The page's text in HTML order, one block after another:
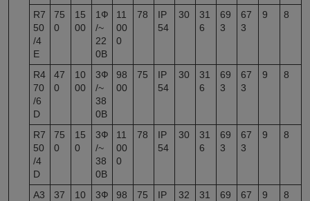
R7
50
/4
E
75
0
15
00
1Ф
/~
22
0В
11
00
0
78
IP
54
30
31
6
69
3
67
3
9 8
R4
70
/6
D
47
0
10
00
3Ф
/~
38
0В
98
00
75
IP
54
30
31
6
69
3
67
3
9 8
R7
50
/4
D
75
0
15
0
3Ф
/~
38
0В
11
00
0
78
IP
54
30
31
6
69
3
67
3
9 8
A3
37
10
3Ф
98
75
IP
32
31
69
67
9 8